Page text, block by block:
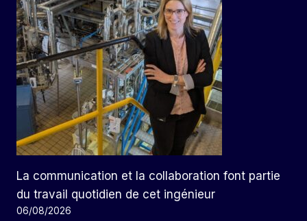
La communication et la collaboration font partie
du travail quotidien de cet ingénieur
06/08/2026